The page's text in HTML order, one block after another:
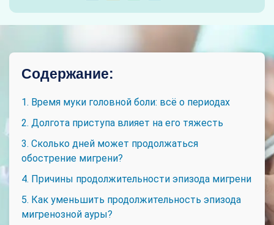
Содержание:
1. Время муки головной боли: всё о периодах
2. Долгота приступа влияет на его тяжесть
3. Сколько дней может продолжаться
обострение мигрени?
4. Причины продолжительности эпизода мигрени
5. Как уменьшить продолжительность эпизода
мигренозной ауры?